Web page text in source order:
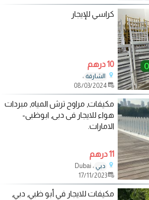
كراسي للإيجار
10 درهم
الشارقة ،
مكيفات, مراوح ترش المياه, مبردات
هواء للايجار فى دبى, ابوظبى-
الامارات.
11 درهم
دبي ، Dubai
17/11/2023
مكيفات للايجار في أبو ظبي, دبي,